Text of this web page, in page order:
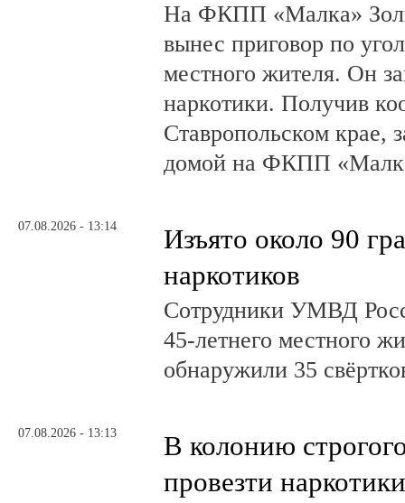
На ФКПП «Малка»
вынес приговор по
местного жителя. Он
наркотики. Получив
Ставропольском крае,
домой на ФКПП
07.08.2026 - 13:14
Изъято около 90
наркотиков
Сотрудники УМВД
45-летнего местного
обнаружили 35
07.08.2026 - 13:13
В колонию
провезти наркотики